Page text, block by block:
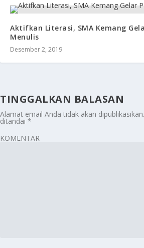
Aktifkan Literasi, SMA Kemang
Menulis
Desember 2, 2019
TINGGALKAN BALASAN
Alamat email Anda tidak akan dipublikasikan.
ditandai *
KOMENTAR